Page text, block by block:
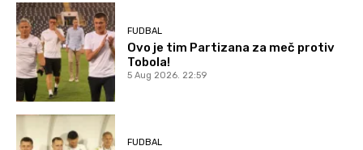
FUDBAL
Ovo je tim Partizana za meč protiv
Tobola!
5 Aug 2026. 22:59
FUDBAL